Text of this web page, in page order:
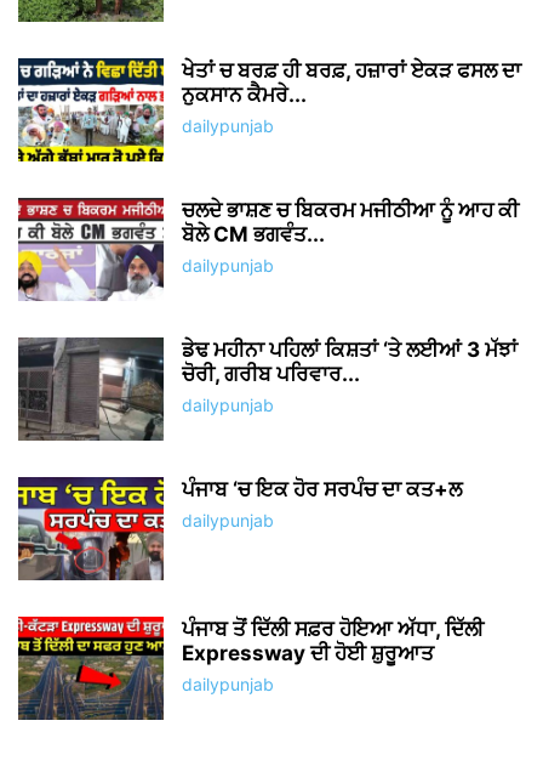
ਖੇਤਾਂ ਚ ਬਰਫ਼ ਹੀ ਬਰਫ਼, ਹਜ਼ਾਰਾਂ ਏਕੜ ਫਸਲ ਦਾ
ਨੁਕਸਾਨ ਕੈਮਰੇ...
dailypunjab
ਚਲਦੇ ਭਾਸ਼ਣ ਚ ਬਿਕਰਮ ਮਜੀਠੀਆ ਨੂੰ ਆਹ ਕੀ
ਬੋਲੇ CM ਭਗਵੰਤ...
dailypunjab
ਡੇਢ ਮਹੀਨਾ ਪਹਿਲਾਂ ਕਿਸ਼ਤਾਂ ‘ਤੇ ਲਈਆਂ 3 ਮੱਝਾਂ
ਚੋਰੀ, ਗਰੀਬ ਪਰਿਵਾਰ...
dailypunjab
ਪੰਜਾਬ ‘ਚ ਇਕ ਹੋਰ ਸਰਪੰਚ ਦਾ ਕਤ+ਲ
dailypunjab
ਪੰਜਾਬ ਤੋਂ ਦਿੱਲੀ ਸਫ਼ਰ ਹੋਇਆ ਅੱਧਾ, ਦਿੱਲੀ
Expressway ਦੀ ਹੋਈ ਸ਼ੁਰੂਆਤ
dailypunjab